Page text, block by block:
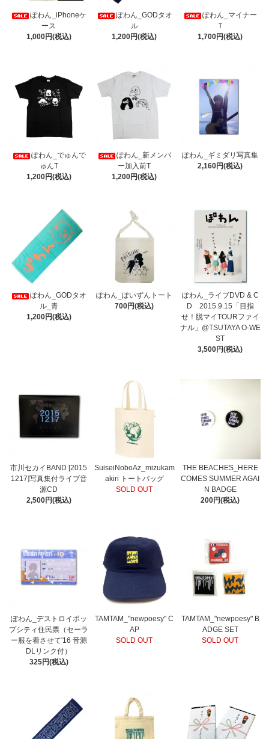
ぽわん_iPhoneケ
ース
1,000円(税込)
ぽわん_GODタオ
ル
1,200円(税込)
ぽわん_マイナー
Ｔ
1,700円(税込)
ぽわん_でゅんで
ゅんT
1,200円(税込)
ぽわん_新メンバ
ー加入前T
1,200円(税込)
ぽわん_ギミダリ写真集
2,160円(税込)
ぽわん_GODタオ
ル_青
1,200円(税込)
ぽわん_ぽいずんトート
700円(税込)
ぽわん_ライブDVD & C
D 2015.9.15「目指
せ！脱マイTOURファイ
ナル」@TSUTAYA O-WE
ST
3,500円(税込)
市川セカイBAND [2015
1217]写真集付ライブ音
源CD
2,500円(税込)
SuiseiNoboAz_mizukam
akiri トートバッグ
SOLD OUT
THE BEACHES_HERE
COMES SUMMER AGAI
N BADGE
200円(税込)
ぽわん_デストロイポッ
プシティ住民票（セーラ
ー服を着させて'16 音源
DLリンク付）
325円(税込)
TAMTAM_"newpoesy" C
AP
SOLD OUT
TAMTAM_"newpoesy" B
ADGE SET
SOLD OUT